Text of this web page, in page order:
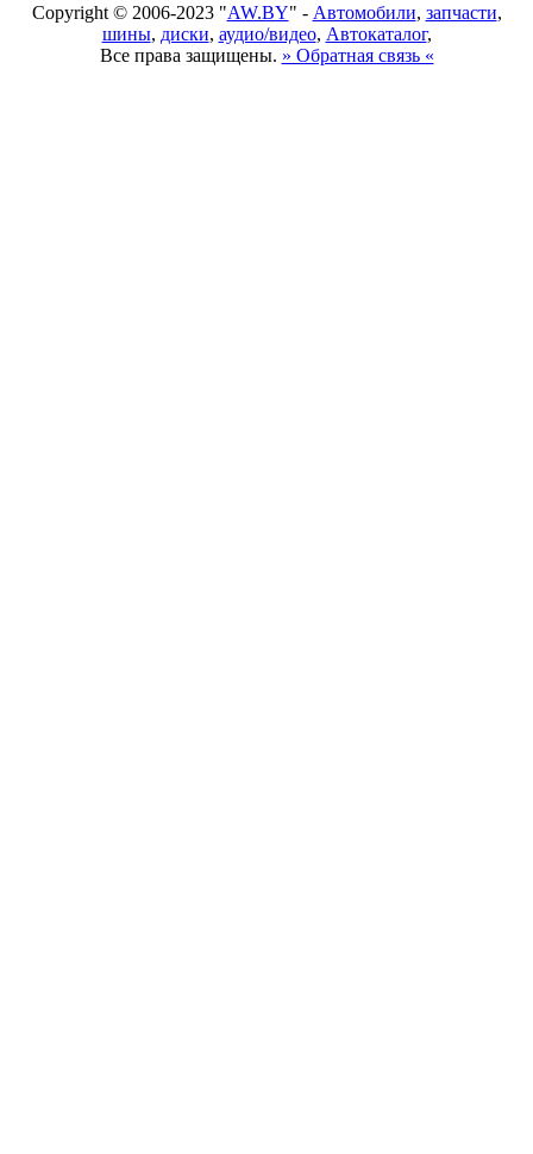
Copyright © 2006-2023 "AW.BY" - Автомобили, запчасти,
шины, диски, аудио/видео, Автокаталог,
Все права защищены. » Обратная связь «